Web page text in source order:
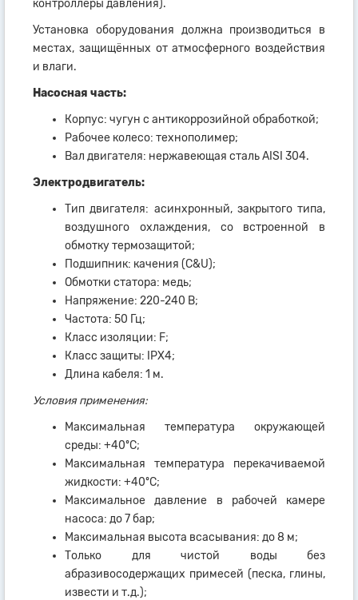
контроллеры давления).
Установка оборудования должна производиться в
местах, защищённых от атмосферного воздействия
и влаги.
Насосная часть:
Корпус: чугун с антикоррозийной обработкой;
Рабочее колесо: технополимер;
Вал двигателя: нержавеющая сталь AISI 304.
Электродвигатель:
Тип двигателя: асинхронный, закрытого типа,
воздушного охлаждения, со встроенной в
обмотку термозащитой;
Подшипник: качения (C&U);
Обмотки статора: медь;
Напряжение: 220-240 В;
Частота: 50 Гц;
Класс изоляции: F;
Класс защиты: IPX4;
Длина кабеля: 1 м.
Условия применения:
Максимальная температура окружающей
среды: +40ºС;
Максимальная температура перекачиваемой
жидкости: +40ºС;
Максимальное давление в рабочей камере
насоса: до 7 бар;
Максимальная высота всасывания: до 8 м;
Только для чистой воды без
абразивосодержащих примесей (песка, глины,
извести и т.д.);